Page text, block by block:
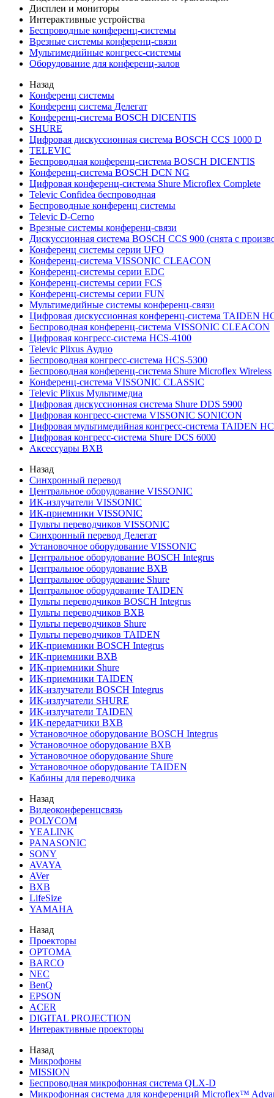
Дисплеи и мониторы
Интерактивные устройства
Беспроводные конференц-системы
Врезные системы конференц-связи
Мультимедийные конгресс-системы
Оборудование для конференц-залов
Назад
Конференц системы
Конференц система Делегат
Конференц-система BOSCH DICENTIS
SHURE
Цифровая дискуссионная система BOSCH CCS 1000 D
TELEVIC
Беспроводная конференц-система BOSCH DICENTIS
Конференц-система BOSCH DCN NG
Цифровая конференц-система Shure Microflex Complete
Televic Confidea беспроводная
Беспроводные конференц системы
Televic D-Cerno
Врезные системы конференц-связи
Дискуссионная система BOSCH CCS 900 (снята с
Конференц системы серии UFO
Конференц-система VISSONIC CLEACON
Конференц-системы серии EDC
Конференц-системы серии FCS
Конференц-системы серии FUN
Мультимедийные системы конференц-связи
Цифровая дискуссионная конференц-система TAIDEN
Беспроводная конференц-система VISSONIC CLEACON
Цифровая конгресс-система HCS-4100
Televic Plixus Аудио
Беспроводная конгресс-система HCS-5300
Беспроводная конференц-система Shure Microflex Wireless
Конференц-система VISSONIC CLASSIC
Televic Plixus Мультимедиа
Цифровая дискуссионная система Shure DDS 5900
Цифровая конгресс-система VISSONIC SONICON
Цифровая мультимедийная конгресс-система TAIDEN
Цифровая конгресс-система Shure DCS 6000
Аксессуары BXB
Назад
Синхронный перевод
Центральное оборудование VISSONIC
ИК-излучатели VISSONIC
ИК-приемники VISSONIC
Пульты переводчиков VISSONIC
Синхронный перевод Делегат
Установочное оборудование VISSONIC
Центральное оборудование BOSCH Integrus
Центральное оборудование BXB
Центральное оборудование Shure
Центральное оборудование TAIDEN
Пульты переводчиков BOSCH Integrus
Пульты переводчиков BXB
Пульты переводчиков Shure
Пульты переводчиков TAIDEN
ИК-приемники BOSCH Integrus
ИК-приемники BXB
ИК-приемники Shure
ИК-приемники TAIDEN
ИК-излучатели BOSCH Integrus
ИК-излучатели SHURE
ИК-излучатели TAIDEN
ИК-передатчики BXB
Установочное оборудование BOSCH Integrus
Установочное оборудование BXB
Установочное оборудование Shure
Установочное оборудование TAIDEN
Кабины для переводчика
Назад
Видеоконференцсвязь
POLYCOM
YEALINK
PANASONIC
SONY
AVAYA
AVer
BXB
LifeSize
YAMAHA
Назад
Проекторы
OPTOMA
BARCO
NEC
BenQ
EPSON
ACER
DIGITAL PROJECTION
Интерактивные проекторы
Назад
Микрофоны
MISSION
Беспроводная микрофонная система QLX-D
Микрофонная система для конференций Microflex™